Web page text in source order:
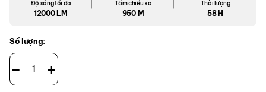
Độ sáng tối đa
12000 LM
Tầm chiếu xa
950 M
Thời lượng
58 H
Số lượng:
Đèn Pin siêu sáng Fenix LR50R số lượng